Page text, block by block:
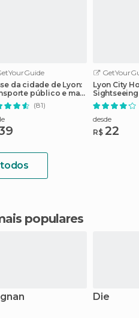
da cidade de Lyon:
público e mais
atrações
(81)
Lyon City
desde
R$ 22
populares
Die